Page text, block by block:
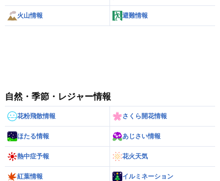
火山情報 避難情報
自然・季節・レジャー情報
花粉飛散情報 さくら開花情報
ほたる情報 あじさい情報
熱中症予報 花火天気
紅葉情報 イルミネーション